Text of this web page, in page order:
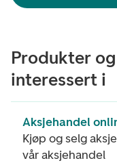
Produkter
interessert i
Aksjehandel
Kjøp og selg
vår aksjehandel